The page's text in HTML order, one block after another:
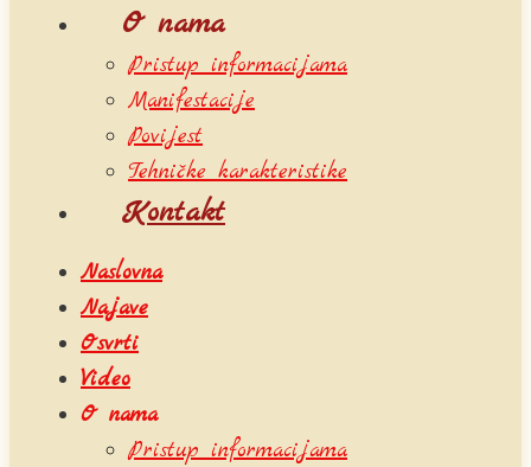
O nama
Pristup informacijama
Manifestacije
Povijest
Tehničke karakteristike
Kontakt
Naslovna
Najave
Osvrti
Video
O nama
Pristup informacijama